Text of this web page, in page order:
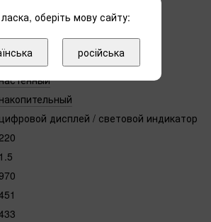
эмаль с содержанием циркония
накопительный
цифровой дисплей / световой индикатор
1.5
оберіть мову сайту:
російська